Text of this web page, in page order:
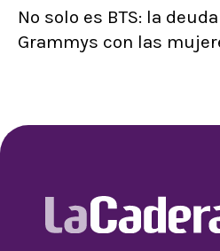
No solo es BTS: la
Grammys con las